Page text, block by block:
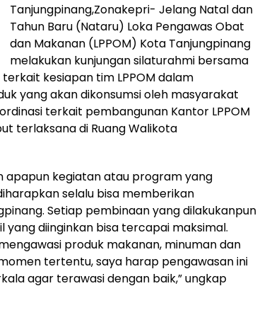
Tanjungpinang,Zonakepri- Jelang Natal dan
Tahun Baru (Nataru) Loka Pengawas Obat
dan Makanan (LPPOM) Kota Tanjungpinang
melakukan kunjungan silaturahmi bersama
terkait kesiapan tim LPPOM dalam
yang akan dikonsumsi oleh masyarakat
terkait pembangunan Kantor LPPOM
terlaksana di Ruang Walikota
apapun kegiatan atau program yang
selalu bisa memberikan
Setiap pembinaan yang dilakukanpun
diinginkan bisa tercapai maksimal.
produk makanan, minuman dan
tertentu, saya harap pengawasan ini
agar terawasi dengan baik,” ungkap